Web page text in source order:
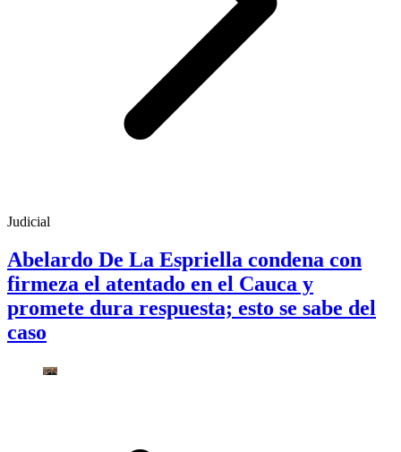
Judicial
Abelardo De La Espriella condena con
firmeza el atentado en el Cauca y
promete dura respuesta; esto se sabe del
caso